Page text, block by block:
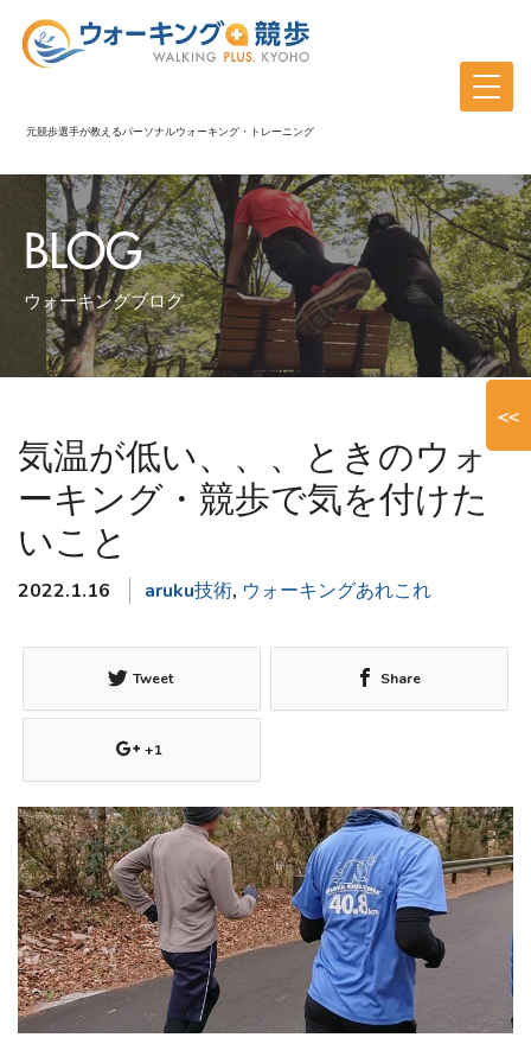
元競歩選手が教えるパーソナルウォーキング・トレーニング
BLOG
ウォーキングブログ
気温が低い、、、ときのウォ
ーキング・競歩で気を付けた
いこと
2022.1.16 aruku技術, ウォーキングあれこれ
Tweet Share
+1
<<